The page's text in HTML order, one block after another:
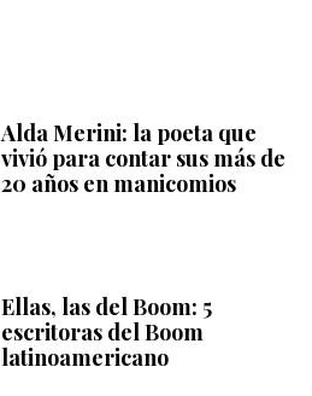
Alda Merini: la poeta que
vivió para contar sus más de
20 años en manicomios
Ellas, las del Boom: 5
escritoras del Boom
latinoamericano